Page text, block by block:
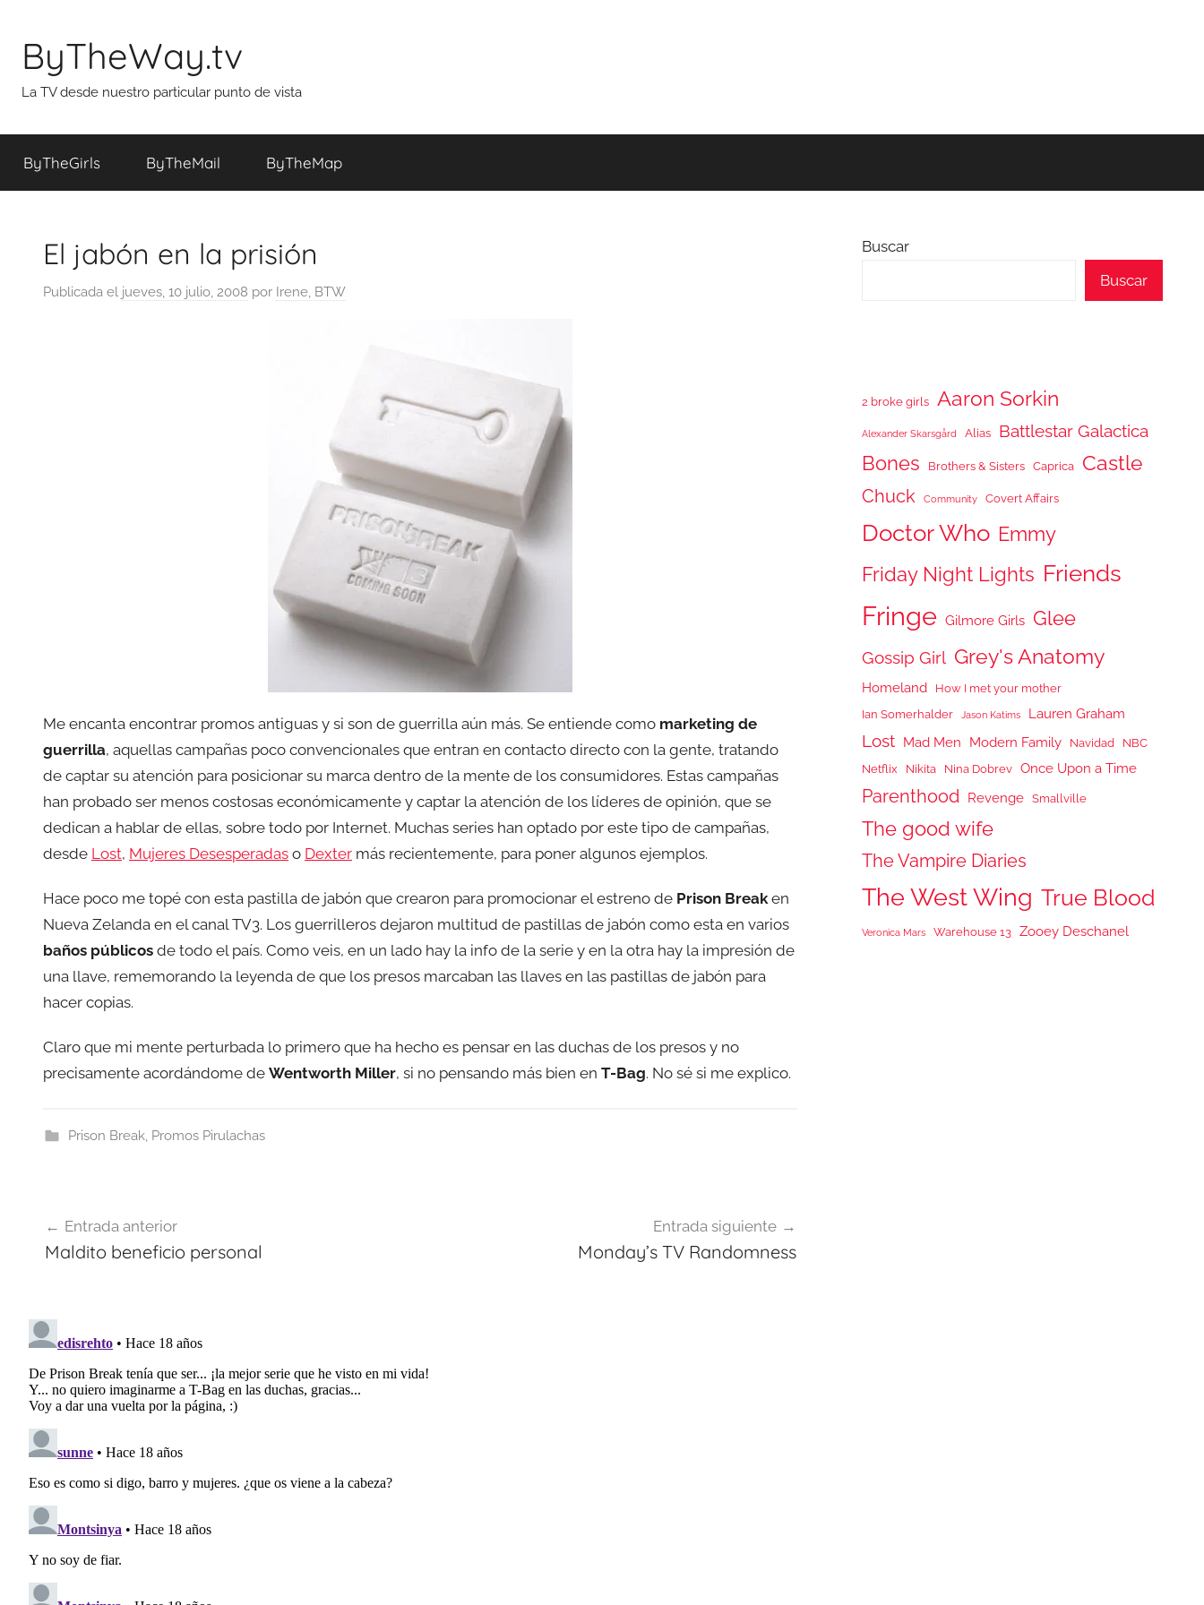
contenido
ByTheWay.tv
La TV desde nuestro particular punto de vista
ByTheGirls ByTheMail ByTheMap
El jabón en la prisión
Publicada el jueves, 10 julio, 2008 por Irene, BTW
Me encanta encontrar promos antiguas y si son de guerrilla aún más. Se entiende como marketing de
guerrilla, aquellas campañas poco convencionales que entran en contacto directo con la gente, tratando
de captar su atención para posicionar su marca dentro de la mente de los consumidores. Estas campañas
han probado ser menos costosas económicamente y captar la atención de los líderes de opinión, que se
dedican a hablar de ellas, sobre todo por Internet. Muchas series han optado por este tipo de campañas,
desde Lost, Mujeres Desesperadas o Dexter más recientemente, para poner algunos ejemplos.
Hace poco me topé con esta pastilla de jabón que crearon para promocionar el estreno de Prison Breaken
Nueva Zelanda en el canal TV3. Los guerrilleros dejaron multitud de pastillas de jabón como esta en varios
baños públicos de todo el país. Como veis, en un lado hay la info de la serie y en la otra hay la impresión de
una llave, rememorando la leyenda de que los presos marcaban las llaves en las pastillas de jabón para
hacer copias.
Claro que mi mente perturbada lo primero que ha hecho es pensar en las duchas de los presos y no
precisamente acordándome de Wentworth Miller, si no pensando más bien en T-Bag. No sé si me explico.
Prison Break, Promos Pirulachas
de
Entrada anterior
Maldito beneficio personal
Entrada siguiente
Monday’s TV Randomness
Buscar
Buscar
2 broke girls Aaron Sorkin
Alexander Skarsgård Alias Battlestar Galactica
Bones Brothers & Sisters Caprica Castle
Chuck Community Covert Affairs
Doctor Who Emmy
Friday Night Lights Friends
Fringe Gilmore Girls Glee
Gossip Girl Grey's Anatomy
Homeland
How I met your mother
Ian Somerhalder
Jason Katims Lauren Graham
Lost Mad Men Modern Family Navidad
NBC
Netflix
Nikita Nina Dobrev Once Upon a Time
Parenthood Revenge Smallville
The good wife
The Vampire Diaries
The West Wing True Blood
Veronica Mars Warehouse 13 Zooey Deschanel